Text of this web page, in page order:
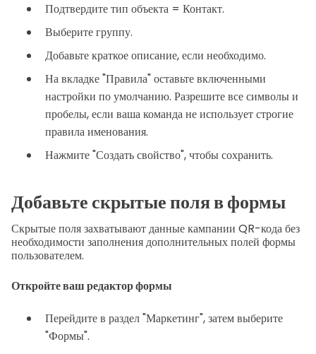
Подтвердите тип объекта = Контакт.
Выберите группу.
Добавьте краткое описание, если необходимо.
На вкладке "Правила" оставьте включенными
настройки по умолчанию. Разрешите все символы и
пробелы, если ваша команда не использует строгие
правила именования.
Нажмите "Создать свойство", чтобы сохранить.
Добавьте скрытые поля в формы
Скрытые поля захватывают данные кампании QR-кода без
необходимости заполнения дополнительных полей формы
пользователем.
Откройте ваш редактор формы
Перейдите в раздел "Маркетинг", затем выберите
"Формы".